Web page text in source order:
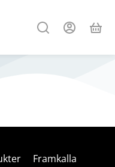
Framkalla